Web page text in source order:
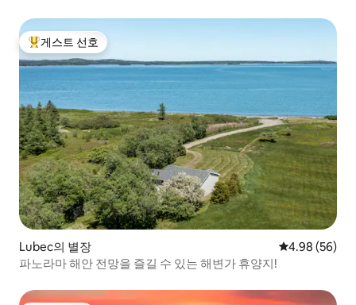
상위 게스트 선호
게스트 선호
Lubec의 별장 평점 4.98점(5
4.98 (56)
파노라마 해안 전망을 즐길 수 있는 해변가 휴양지!